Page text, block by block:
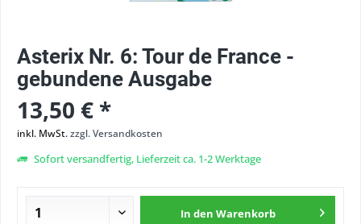
Asterix Nr. 6: Tour de France -
gebundene Ausgabe
13,50 € *
inkl. MwSt.zzgl. Versandkosten
Sofort versandfertig, Lieferzeit ca. 1-2 Werktage
In den Warenkorb